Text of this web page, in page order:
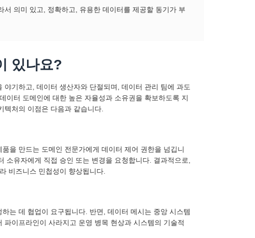
의미 있고, 정확하고, 유용한 데이터를 제공할 동기가 부
있나요?
기하고, 데이터 생산자와 단절되며, 데이터 관리 팀에 과도
이터 도메인에 대한 높은 자율성과 소유권을 확보하도록 지
텍처의 이점은 다음과 같습니다.
을 만드는 도메인 전문가에게 데이터 제어 권한을 넘깁니
유자에게 직접 승인 또는 변경을 요청합니다. 결과적으로,
비즈니스 민첩성이 향상됩니다.
는 데 협업이 요구됩니다. 반면, 데이터 메시는 중앙 시스템
이프라인이 사라지고 운영 병목 현상과 시스템의 기술적